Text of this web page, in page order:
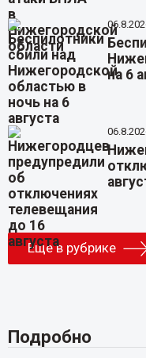
на 6
Еще в рубрике
Подробно